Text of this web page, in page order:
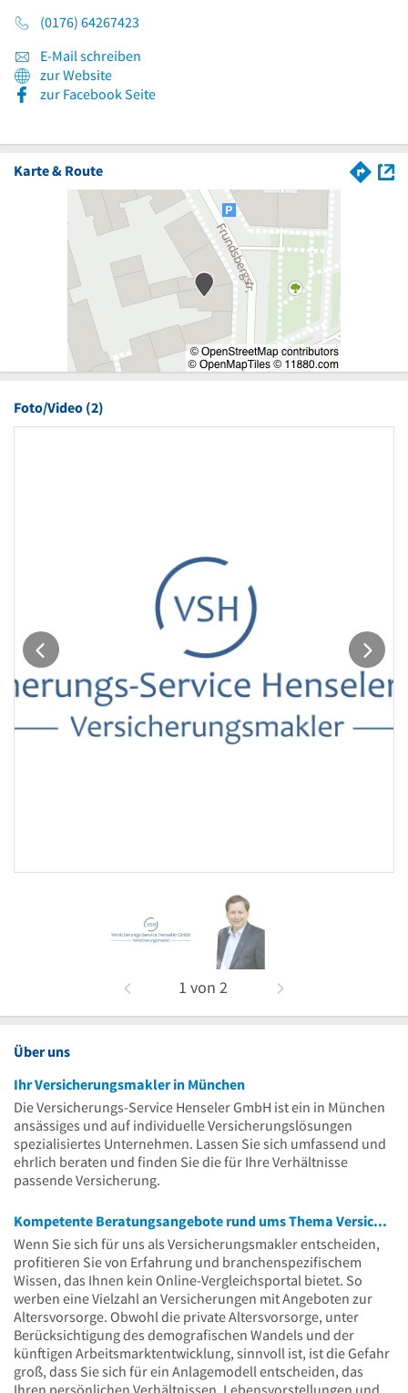
(0176) 64267423
E-Mail schreiben
zur Website
zur Facebook Seite
Karte & Route
Foto/Video (2)
1 von 2
Über uns
Ihr Versicherungsmakler in München
Die Versicherungs-Service Henseler GmbH ist ein in München
ansässiges und auf individuelle Versicherungslösungen
spezialisiertes Unternehmen. Lassen Sie sich umfassend und
ehrlich beraten und finden Sie die für Ihre Verhältnisse
passende Versicherung.
Kompetente Beratungsangebote rund ums Thema Versicherungen
Wenn Sie sich für uns als Versicherungsmakler entscheiden,
profitieren Sie von Erfahrung und branchenspezifischem
Wissen, das Ihnen kein Online-Vergleichsportal bietet. So
werben eine Vielzahl an Versicherungen mit Angeboten zur
Altersvorsorge. Obwohl die private Altersvorsorge, unter
Berücksichtigung des demografischen Wandels und der
künftigen Arbeitsmarktentwicklung, sinnvoll ist, ist die Gefahr
groß, dass Sie sich für ein Anlagemodell entscheiden, das
Ihren persönlichen Verhältnissen, Lebensvorstellungen und